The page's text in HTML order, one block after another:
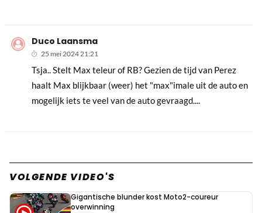
Duco Laansma
25 mei 2024 21:21
Tsja.. Stelt Max teleur of RB? Gezien de tijd van Perez
haalt Max blijkbaar (weer) het "max"imale uit de auto en
mogelijk iets te veel van de auto gevraagd....
VOLGENDE VIDEO'S
Gigantische blunder kost Moto2-coureur
overwinning